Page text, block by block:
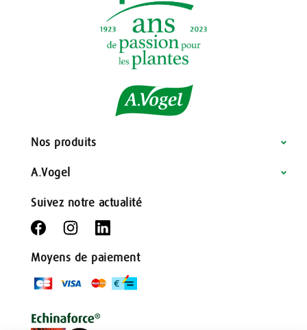
Nos produits
A.Vogel
Suivez notre actualité
Moyens de paiement